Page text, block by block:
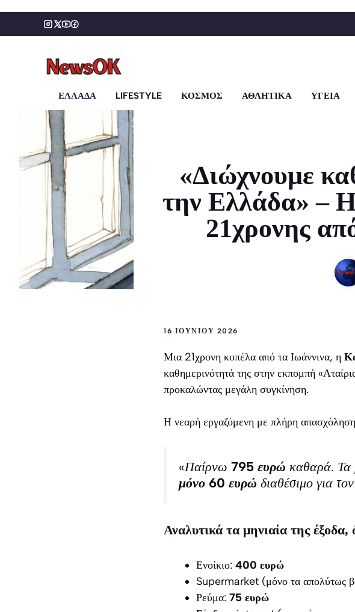
περιεχόμενο
ΕΛΛΑΔΑ LIFESTYLE ΚΟΣΜΟΣ ΑΘΛΗΤΙΚΑ ΥΓΕΙΑ
«Διώχνουμε
την Ελλάδα» –
21χρονης
16 ΙΟΥΝΊΟΥ 2026
Μια 21χρονη κοπέλα από τα Ιωάννινα, η
καθημερινότητά της στην εκπομπή
προκαλώντας μεγάλη συγκίνηση.
Η νεαρή εργαζόμενη με πλήρη
«Παίρνω 795 ευρώ καθαρά. Τα
μόνο 60 ευρώ διαθέσιμο για
Αναλυτικά τα μηνιαία της
Ενοίκιο: 400 ευρώ
Supermarket (μόνο τα απολύτως
Ρεύμα: 75 ευρώ